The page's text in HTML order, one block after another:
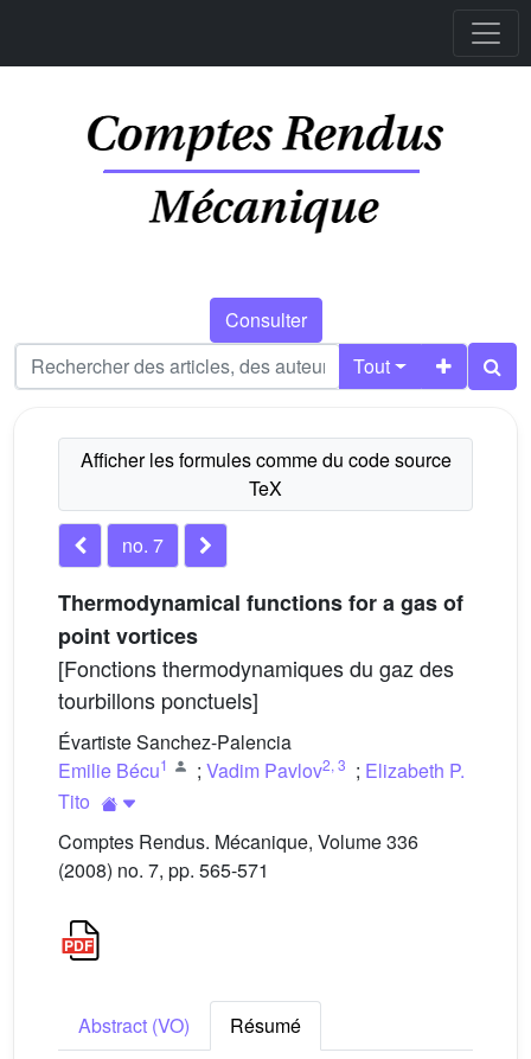
Consulter
Tout
no. 7
Thermodynamical functions for a gas of
point vortices
[Fonctions thermodynamiques du gaz des
tourbillons ponctuels]
Évartiste Sanchez-Palencia
Emilie Bécu1 ; Vadim Pavlov2, 3 ; Elizabeth P.
Tito
Comptes Rendus. Mécanique, Volume 336
(2008) no. 7, pp. 565-571
Abstract (VO)
Résumé